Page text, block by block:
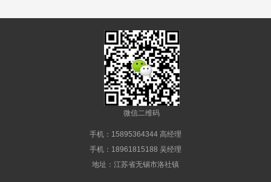
微信二维码
手机：15895364344 高经理
手机：18961815188 吴经理
地址：江苏省无锡市洛社镇